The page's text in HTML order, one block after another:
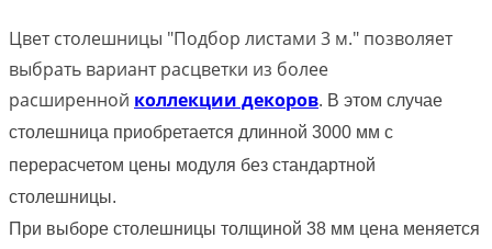
Цвет столешницы "Подбор листами 3 м." позволяет
выбрать вариант расцветки из более
расширенной коллекции декоров. В этом случае
столешница приобретается длинной 3000 мм с
перерасчетом цены модуля без стандартной
столешницы.
При выборе столешницы толщиной 38 мм цена меняется